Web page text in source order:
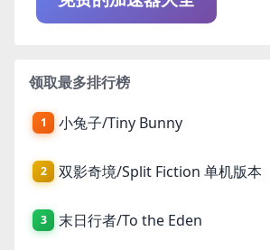
领取最多排行榜
1 小兔子/Tiny Bunny
2 双影奇境/Split Fiction 单机版本
3 末日行者/To the Eden